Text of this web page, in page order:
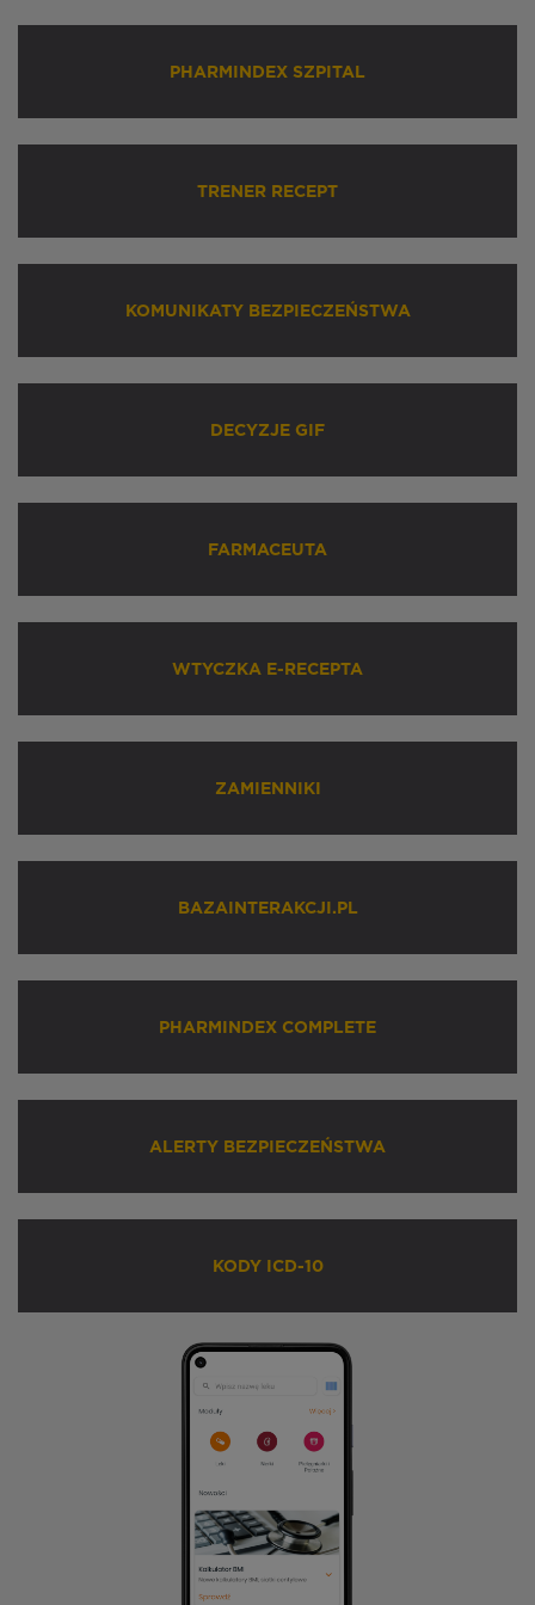
PHARMINDEX SZPITAL
TRENER RECEPT
KOMUNIKATY BEZPIECZEŃSTWA
DECYZJE GIF
FARMACEUTA
WTYCZKA E-RECEPTA
ZAMIENNIKI
BAZAINTERAKCJI.PL
PHARMINDEX COMPLETE
ALERTY BEZPIECZEŃSTWA
KODY ICD-10